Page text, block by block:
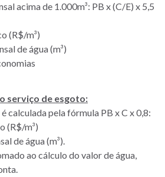
acima de 1.000m³: PB x (C/E) x 5,5
(R$/m³)
de água (m³)
serviço de esgoto:
calculada pela fórmula PB x C x 0,8:
(R$/m³)
de água (m³).
ao cálculo do valor de água,